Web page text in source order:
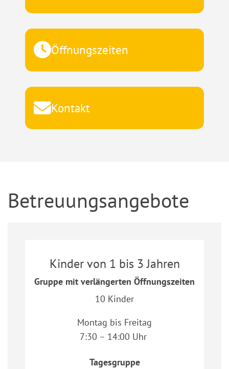
Öffnungszeiten
Kontakt
Betreuungsangebote
Kinder von 1 bis 3 Jahren
Gruppe mit verlängerten Öffnungszeiten
10 Kinder
Montag bis Freitag
7:30 – 14:00 Uhr
Tagesgruppe